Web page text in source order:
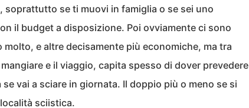
, soprattutto se ti muovi in famiglia o se sei uno
il budget a disposizione. Poi ovviamente ci sono
e altre decisamente più economiche, ma tra
e il viaggio, capita spesso di dover prevedere
vai a sciare in giornata. Il doppio più o meno se si
sciistica.